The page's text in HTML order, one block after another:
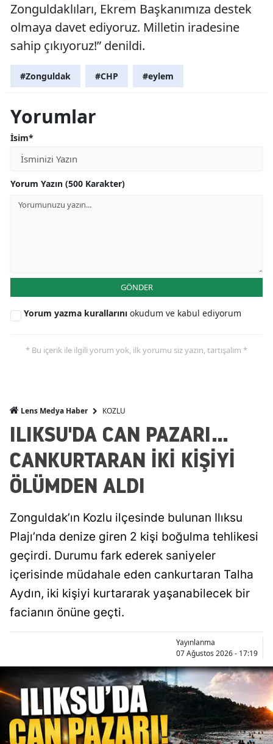
Zonguldaklıları, Ekrem Başkanımıza destek
olmaya davet ediyoruz. Milletin iradesine
sahip çıkıyoruz!” denildi.
#Zonguldak #CHP #eylem
Yorumlar
İsim*
Yorum Yazın (500 Karakter)
GÖNDER
Yorum yazma kurallarını okudum ve kabul ediyorum
* Bu içerik ile ilgili yorum yok, ilk yorumu siz yazın, tartışalım *
Lens Medya Haber KOZLU
ILIKSU'DA CAN PAZARI...
CANKURTARAN İKİ KİŞİYİ
ÖLÜMDEN ALDI
Zonguldak’ın Kozlu ilçesinde bulunan Ilıksu
Plajı’nda denize giren 2 kişi boğulma tehlikesi
geçirdi. Durumu fark ederek saniyeler
içerisinde müdahale eden cankurtaran Talha
Aydın, iki kişiyi kurtararak yaşanabilecek bir
facianın önüne geçti.
Yayınlanma
07 Ağustos 2026 - 17:19